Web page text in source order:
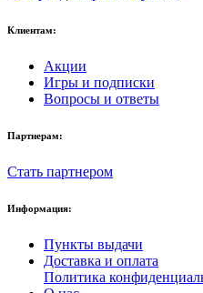
Клиентам:
Акции
Игры и подписки
Вопросы и ответы
Партнерам:
Стать партнером
Информация:
Пункты выдачи
Доставка и оплата
Политика